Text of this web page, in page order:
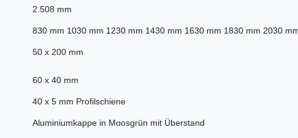
2.508 mm
830 mm 1030 mm 1230 mm 1430 mm 1630 mm 1830 mm 2030
50 x 200 mm
60 x 40 mm
40 x 5 mm Profilschiene
Aluminiumkappe in Moosgrün mit Überstand